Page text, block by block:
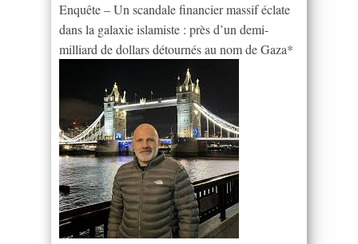
Enquête – Un scandale financier massif éclate
dans la galaxie islamiste : près d’un demi-
milliard de dollars détournés au nom de Gaza*